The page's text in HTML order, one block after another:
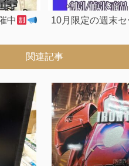
中 10月限定の週末セ
関連記事